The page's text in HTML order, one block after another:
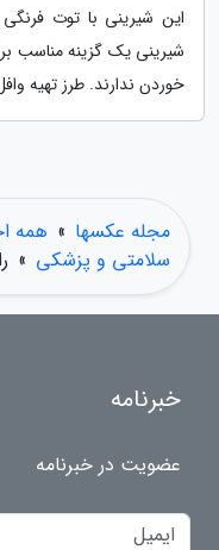
این شیرینی با توت
شیرینی یک گزینه مناسب
خوردن ندارند. طرز تهیه
مجله عکسها » همه
سلامتی و پزشکی »
خبرنامه
عضویت در خبرنامه